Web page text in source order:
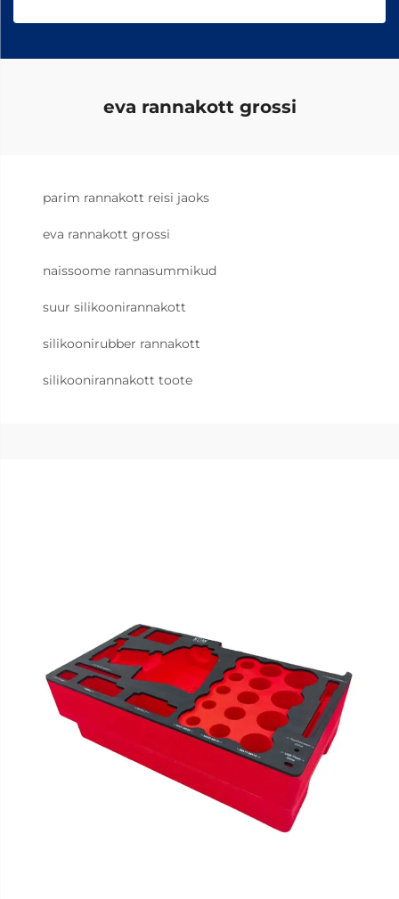
eva rannakott grossi
parim rannakott reisi jaoks
eva rannakott grossi
naissoome rannasummikud
suur silikoonirannakott
silikoonirubber rannakott
silikoonirannakott toote